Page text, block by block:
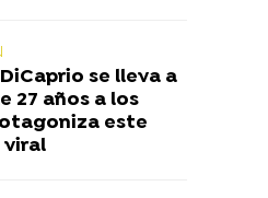
se lleva a
27 años a los
este